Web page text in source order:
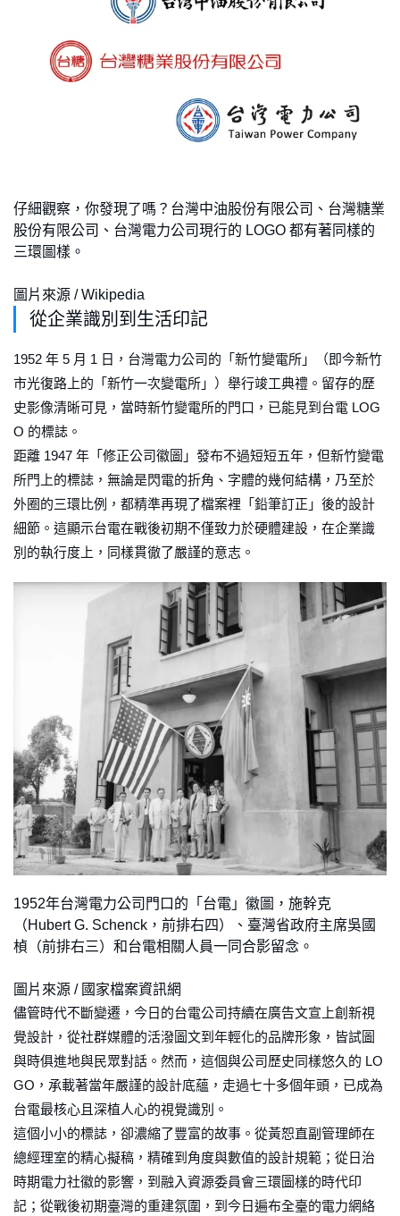
仔細觀察，你發現了嗎？台灣中油股份有限公司、台灣糖業
股份有限公司、台灣電力公司現行的 LOGO 都有著同樣的
三環圖樣。
圖片來源 / Wikipedia
從企業識別到生活印記
1952 年 5 月 1 日，台灣電力公司的「新竹變電所」（即今新竹
市光復路上的「新竹一次變電所」）舉行竣工典禮。留存的歷
史影像清晰可見，當時新竹變電所的門口，已能見到台電 LOG
O 的標誌。
距離 1947 年「修正公司徽圖」發布不過短短五年，但新竹變電
所門上的標誌，無論是閃電的折角、字體的幾何結構，乃至於
外圈的三環比例，都精準再現了檔案裡「鉛筆訂正」後的設計
細節。這顯示台電在戰後初期不僅致力於硬體建設，在企業識
別的執行度上，同樣貫徹了嚴謹的意志。
1952年台灣電力公司門口的「台電」徽圖，施幹克
（Hubert G. Schenck，前排右四）、臺灣省政府主席吳國
楨（前排右三）和台電相關人員一同合影留念。
圖片來源 / 國家檔案資訊網
儘管時代不斷變遷，今日的台電公司持續在廣告文宣上創新視
覺設計，從社群媒體的活潑圖文到年輕化的品牌形象，皆試圖
與時俱進地與民眾對話。然而，這個與公司歷史同樣悠久的 LO
GO，承載著當年嚴謹的設計底蘊，走過七十多個年頭，已成為
台電最核心且深植人心的視覺識別。
這個小小的標誌，卻濃縮了豐富的故事。從黃恕直副管理師在
總經理室的精心擬稿，精確到角度與數值的設計規範；從日治
時期電力社徽的影響，到融入資源委員會三環圖樣的時代印
記；從戰後初期臺灣的重建氛圍，到今日遍布全臺的電力網絡